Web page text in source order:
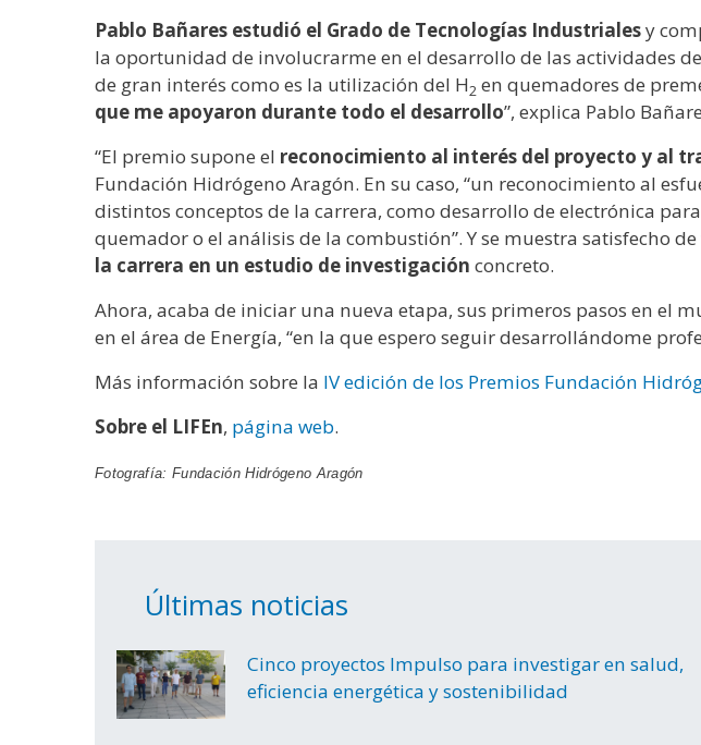
Pablo Bañares estudió el Grado de Tecnologías Industrialesy
la oportunidad de involucrarme en el desarrollo de las actividades
de gran interés como es la utilización del H2 en quemadores de
que me apoyaron durante todo el desarrollo”, explica Pablo
“El premio supone el reconocimiento al interés del proyecto y al
Fundación Hidrógeno Aragón. En su caso, “un reconocimiento al
distintos conceptos de la carrera, como desarrollo de electrónica
quemador o el análisis de la combustión”. Y se muestra satisfecho de
la carrera en un estudio de investigación concreto.
Ahora, acaba de iniciar una nueva etapa, sus primeros pasos en el
en el área de Energía, “en la que espero seguir desarrollándome
Más información sobre la IV edición de los Premios Fundación
Sobre el LIFEn, página web.
Fotografía: Fundación Hidrógeno Aragón
Últimas noticias
Cinco proyectos Impulso para investigar en salud,
eficiencia energética y sostenibilidad